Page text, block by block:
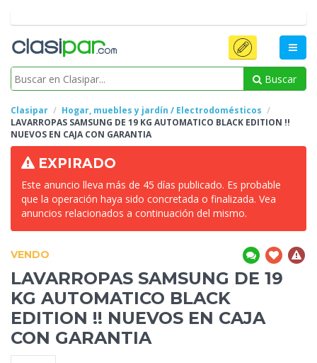
Buscar
Clasipar
Hogar, muebles y jardín / Electrodomésticos
LAVARROPAS SAMSUNG DE 19 KG AUTOMATICO BLACK EDITION !!
NUEVOS EN CAJA CON GARANTIA
EXPIRADO
Este anuncio lleva más de 45 días publicado. Es probable
que la operación haya sido concretada o finalizada. Vea
anuncios relacionados a continuación del mismo.
VENDO
LAVARROPAS SAMSUNG DE 19
KG AUTOMATICO BLACK
EDITION !! NUEVOS EN CAJA
CON GARANTIA